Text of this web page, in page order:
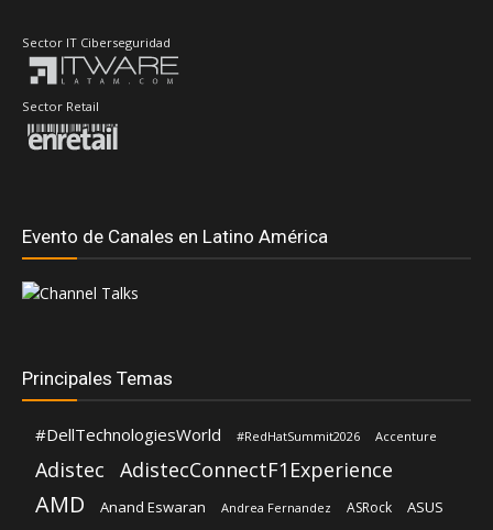
Sector IT Ciberseguridad
Sector Retail
Evento de Canales en Latino América
Principales Temas
#DellTechnologiesWorld #RedHatSummit2026 Accenture
Adistec AdistecConnectF1Experience
AMD Anand Eswaran Andrea Fernandez ASRock ASUS